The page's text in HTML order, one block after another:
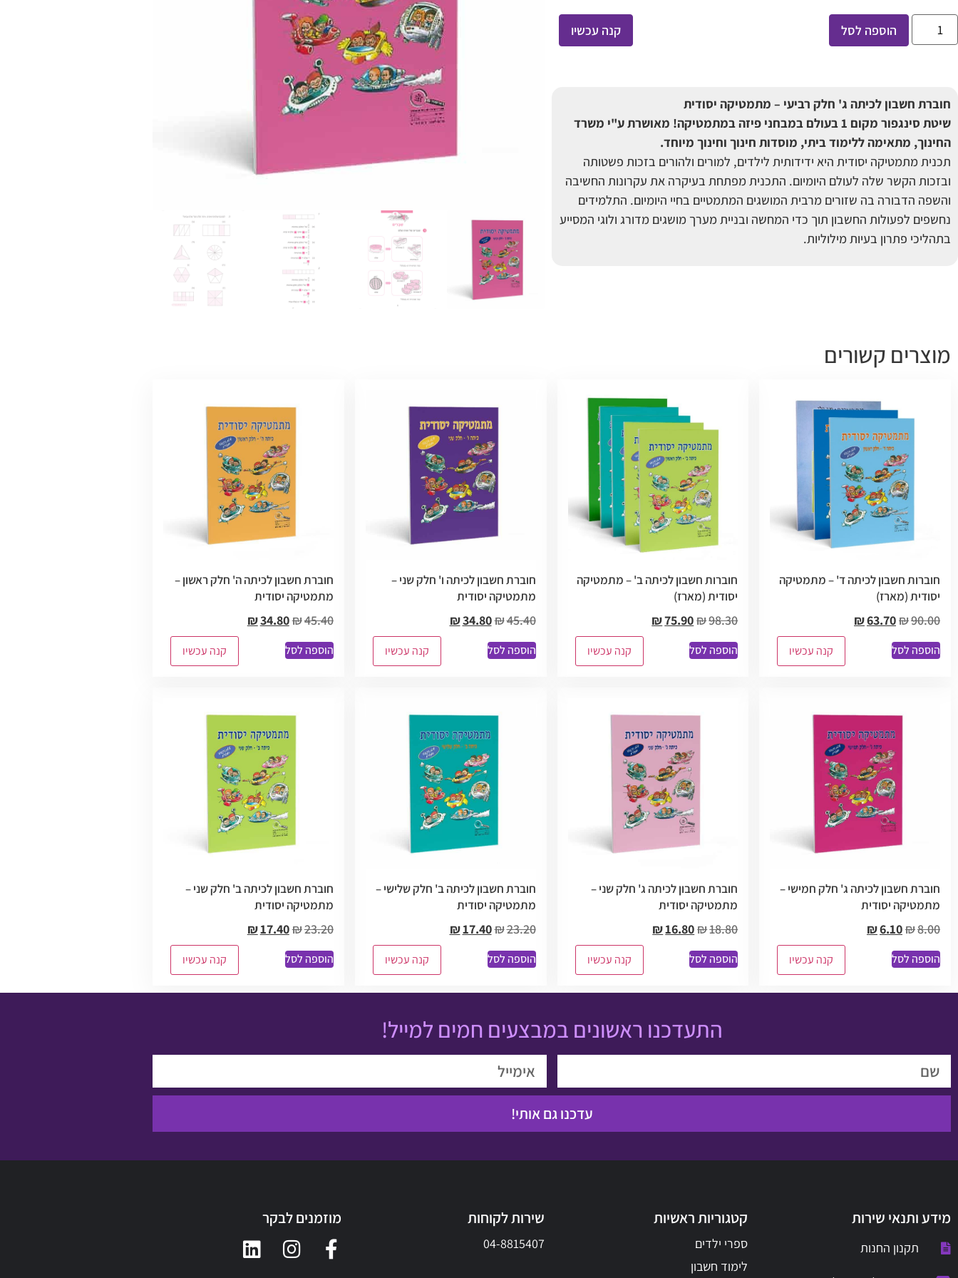
קנה עכשיו הוספה לסל
חוברת חשבון לכיתה ג' חלק רביעי – מתמטיקה יסודית
שיטת סינגפור מקום 1 בעולם במבחני פיזה במתמטיקה! מאושרת ע"י משרד
החינוך, מתאימה ללימוד ביתי, מוסדות חינוך וחינוך מיוחד.
תכנית מתמטיקה יסודית היא ידידותית לילדים, למורים ולהורים בזכות פשטותה
ובזכות הקשר שלה לעולם היומיום. התכנית מפתחת בעיקרה את עקרונות החשיבה
והשפה הדבורה בה שזורים מרבית המושגים המתמטיים בחיי היומיום. התלמידים
נחשפים לפעולות החשבון תוך כדי המחשה ובניית מערך מושגים מדורג ולוגי המסייע
בתהליכי פתרון בעיות מילוליות.
מוצרים קשורים
חוברות חשבון לכיתה ד' – מתמטיקה
יסודית (מארז)
₪90.00
₪63.70
הוספה לסל קנה עכשיו
חוברות חשבון לכיתה ב' – מתמטיקה
יסודית (מארז)
₪98.30
₪75.90
הוספה לסל קנה עכשיו
חוברת חשבון לכיתה ו' חלק שני –
מתמטיקה יסודית
₪45.40
₪34.80
הוספה לסל קנה עכשיו
חוברת חשבון לכיתה ה' חלק ראשון –
מתמטיקה יסודית
₪45.40
₪34.80
הוספה לסל קנה עכשיו
חוברת חשבון לכיתה ג' חלק חמישי –
מתמטיקה יסודית
₪8.00
₪6.10
הוספה לסל קנה עכשיו
חוברת חשבון לכיתה ג' חלק שני –
מתמטיקה יסודית
₪18.80
₪16.80
הוספה לסל קנה עכשיו
חוברת חשבון לכיתה ב' חלק שלישי –
מתמטיקה יסודית
₪23.20
₪17.40
הוספה לסל קנה עכשיו
חוברת חשבון לכיתה ב' חלק שני –
מתמטיקה יסודית
₪23.20
₪17.40
הוספה לסל קנה עכשיו
התעדכנו ראשונים במבצעים חמים למייל!
עדכנו גם אותי!
מידע ותנאי שירות
תקנון החנות
קטגוריות ראשיות
ספרי ילדים
לימוד חשבון
שירות לקוחות
04-8815407
מוזמנים לבקר